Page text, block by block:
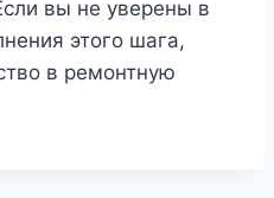
вы не уверены в
этого шага,
в ремонтную